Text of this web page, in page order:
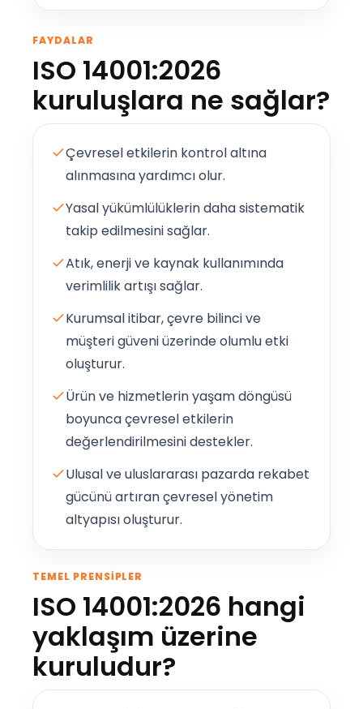
FAYDALAR
ISO 14001:2026
kuruluşlara ne sağlar?
Çevresel etkilerin kontrol altına
alınmasına yardımcı olur.
Yasal yükümlülüklerin daha sistematik
takip edilmesini sağlar.
Atık, enerji ve kaynak kullanımında
verimlilik artışı sağlar.
Kurumsal itibar, çevre bilinci ve
müşteri güveni üzerinde olumlu etki
oluşturur.
Ürün ve hizmetlerin yaşam döngüsü
boyunca çevresel etkilerin
değerlendirilmesini destekler.
Ulusal ve uluslararası pazarda rekabet
gücünü artıran çevresel yönetim
altyapısı oluşturur.
TEMEL PRENSIPLER
ISO 14001:2026 hangi
yaklaşım üzerine
kuruludur?